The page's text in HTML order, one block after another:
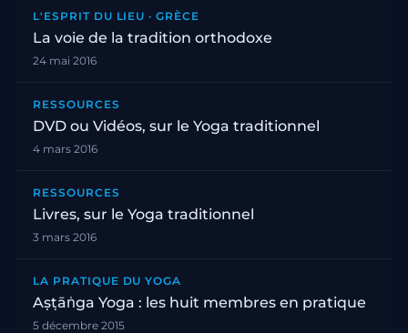
L'ESPRIT DU LIEU · GRÈCE
La voie de la tradition orthodoxe
24 mai 2016
RESSOURCES
DVD ou Vidéos, sur le Yoga traditionnel
4 mars 2016
RESSOURCES
Livres, sur le Yoga traditionnel
3 mars 2016
LA PRATIQUE DU YOGA
Aṣṭāṅga Yoga : les huit membres en pratique
5 décembre 2015